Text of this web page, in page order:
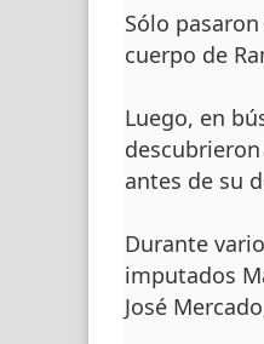
Sólo
cuerpo de
Luego, en
antes de su
Durante
imputados
José